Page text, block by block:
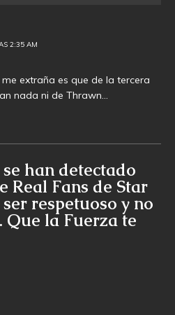
2:35 AM
extraña es que de la tercera
nada ni de Thrawn…
han detectado
Real Fans de Star
respetuoso y no
Que la Fuerza te